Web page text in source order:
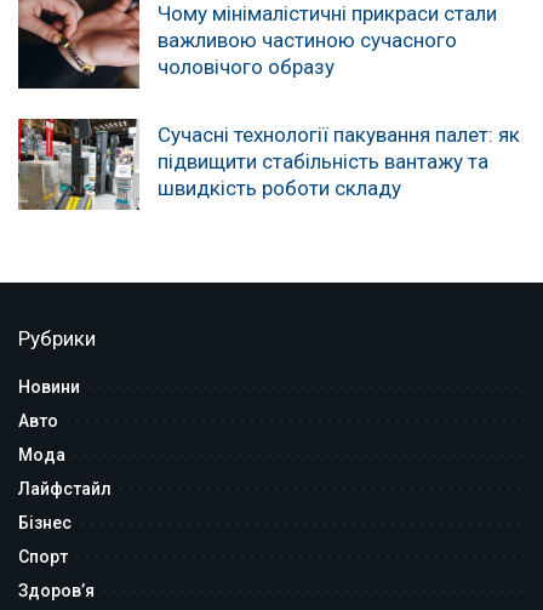
Чому мінімалістичні прикраси стали
важливою частиною сучасного
чоловічого образу
Сучасні технології пакування палет: як
підвищити стабільність вантажу та
швидкість роботи складу
Рубрики
Новини
Авто
Мода
Лайфстайл
Бізнес
Спорт
Здоров’я